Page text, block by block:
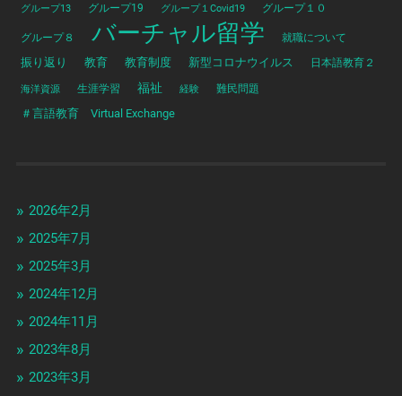
グループ13
グループ19 グループ１Covid19 グループ１０
グループ８ バーチャル留学 就職について
振り返り 教育 教育制度 新型コロナウイルス 日本語教育２
海洋資源 生涯学習 福祉 経験 難民問題
＃言語教育 Virtual Exchange
2026年2月
2025年7月
2025年3月
2024年12月
2024年11月
2023年8月
2023年3月